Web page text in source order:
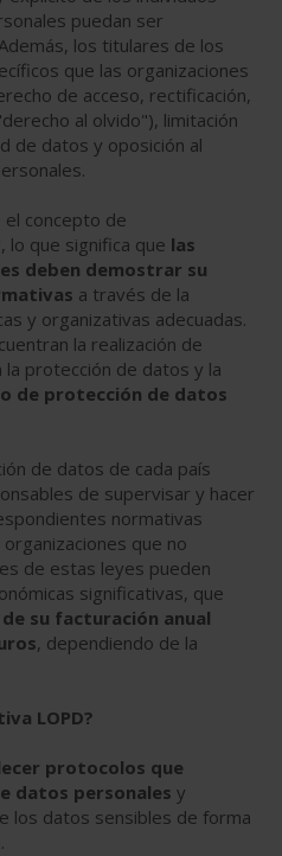
puedan ser
los titulares de los
que las organizaciones
de acceso, rectificación,
al olvido"), limitación
de datos y oposición al
concepto de
lo que significa que las
deben demostrar su
a través de la
y organizativas adecuadas.
la realización de
la protección de datos y la
de protección de datos
de datos de cada país
de supervisar y hacer
normativas
que no
de estas leyes pueden
significativas, que
su facturación anual
, dependiendo de la
LOPD?
protocolos que
datos personales y
los datos sensibles de forma